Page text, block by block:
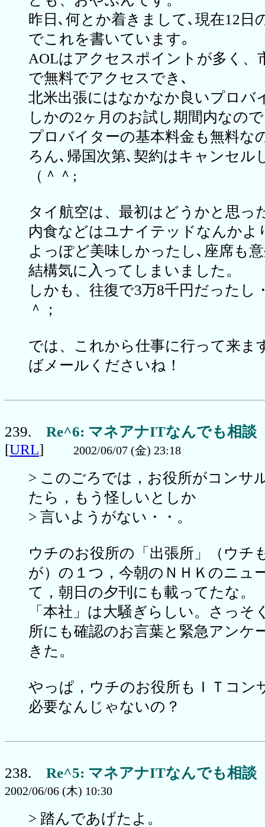
昨日､何とか着きまして､現在12日
でこれを書いています｡
AOLはアクセスポイントが多く、
で無料でアクセスでき､
北米出張にはなかなか良いプロバ
しかの2ヶ月のお試し期間内なの
プロバイターの基本料金も無料な
ろん､帰国次第､契約はキャンセル
（＾＾;
タイ航空は、最初はどうかと思っ
内食などはユナイテッドなんかよ
よっぽど美味しかったし､座席も
結構気に入ってしまいました。
しかも、往復で3万8千円だったし
＾；
では、これから仕事に行って来ま
ばメールくださいね！
239. Re^6: マネアナITなんでも相談
[URL] 2002/06/07 (金) 23:18
> このごろでは，お役所がコンサ
たら，もう怪しいとしか
> 言いようがない・・。
ウチのお役所の「出張所」（ウチ
が）の１つ，今朝のＮＨＫのニュ
て，朝日の夕刊にも載ってたな。
「本社」は大騒ぎらしい。さっそ
所にも確認のお言葉と緊急アンケ
きた。
やっぱ，ウチのお役所もＩＴコン
必要なんじゃないの？
238. Re^5: マネアナITなんでも相談
2002/06/06 (木) 10:30
> 踏んであげたよ。